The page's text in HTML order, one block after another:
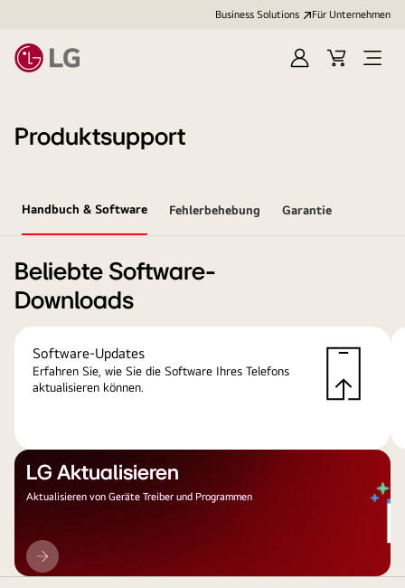
Business Solutions Für Unternehmen
Anmelden
Cart
Open
Produktsupport
Handbuch & Software Fehlerbehebung Garantie
Beliebte Software-
Downloads
Software-Updates
Erfahren Sie, wie Sie die Software Ihres Telefons
aktualisieren können.
LG Aktualisieren
Aktualisieren von Geräte Treiber und Programmen
LG
Aktualisieren